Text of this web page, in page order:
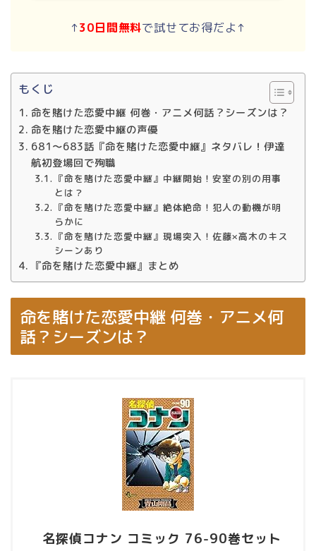
↑30日間無料で試せてお得だよ↑
もくじ
命を賭けた恋愛中継 何巻・アニメ何話？シーズンは？
命を賭けた恋愛中継の声優
681～683話『命を賭けた恋愛中継』ネタバレ！伊達
航初登場回で殉職
『命を賭けた恋愛中継』中継開始！安室の別の用事
とは？
『命を賭けた恋愛中継』絶体絶命！犯人の動機が明
らかに
『命を賭けた恋愛中継』現場突入！佐藤×高木のキス
シーンあり
『命を賭けた恋愛中継』まとめ
命を賭けた恋愛中継 何巻・アニメ何
話？シーズンは？
名探偵コナン コミック 76-90巻セット